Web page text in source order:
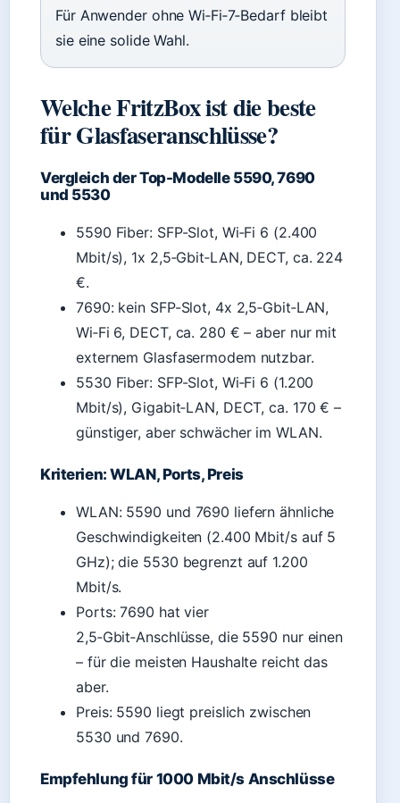
Für Anwender ohne Wi‑Fi‑7‑Bedarf bleibt
sie eine solide Wahl.
Welche FritzBox ist die beste
für Glasfaseranschlüsse?
Vergleich der Top-Modelle 5590, 7690
und 5530
5590 Fiber: SFP-Slot, Wi‑Fi 6 (2.400
Mbit/s), 1x 2,5‑Gbit‑LAN, DECT, ca. 224
€.
7690: kein SFP-Slot, 4x 2,5‑Gbit‑LAN,
Wi‑Fi 6, DECT, ca. 280 € – aber nur mit
externem Glasfasermodem nutzbar.
5530 Fiber: SFP-Slot, Wi‑Fi 6 (1.200
Mbit/s), Gigabit‑LAN, DECT, ca. 170 € –
günstiger, aber schwächer im WLAN.
Kriterien: WLAN, Ports, Preis
WLAN: 5590 und 7690 liefern ähnliche
Geschwindigkeiten (2.400 Mbit/s auf 5
GHz); die 5530 begrenzt auf 1.200
Mbit/s.
Ports: 7690 hat vier
2,5‑Gbit‑Anschlüsse, die 5590 nur einen
– für die meisten Haushalte reicht das
aber.
Preis: 5590 liegt preislich zwischen
5530 und 7690.
Empfehlung für 1000 Mbit/s Anschlüsse